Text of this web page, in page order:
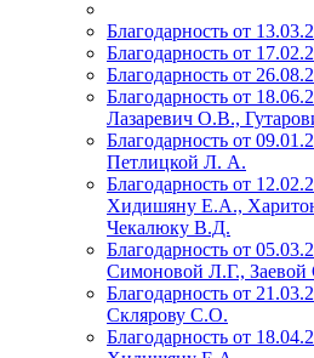
Благодарность от
Благодарность от
Благодарность от
Благодарность от
Лазаревич О.В.,
Благодарность от
Петлицкой Л. А.
Благодарность от
Хидишяну Е.А.,
Чекалюку В.Д.
Благодарность от
Симоновой Л.Г.,
Благодарность от
Склярову С.О.
Благодарность от